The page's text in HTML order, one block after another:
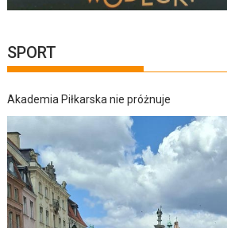
SPORT
Akademia Piłkarska nie próżnuje